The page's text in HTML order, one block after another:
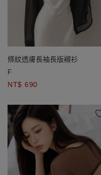
條紋透膚長袖長版襯衫
F
NT$ 690